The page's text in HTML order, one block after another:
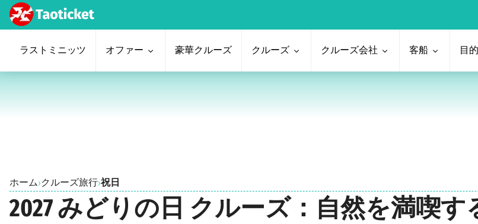
ラストミニッツ オファー 豪華クルーズ クルーズ クルーズ会社 客船 目
ホーム›クルーズ旅行›祝日
2027 みどりの日 クルーズ：自然を満喫す